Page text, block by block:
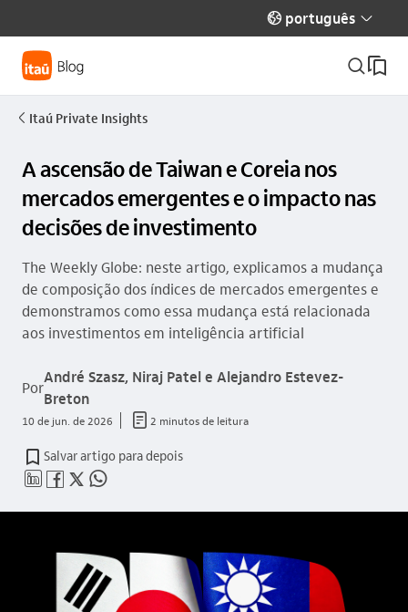
globo_outline português seta_baixo
busca_outline
seta_esquerda Itaú Private Insights
A ascensão de Taiwan e Coreia nos
mercados emergentes e o impacto nas
decisões de investimento
The Weekly Globe: neste artigo, explicamos a mudança
de composição dos índices de mercados emergentes e
demonstramos como essa mudança está relacionada
aos investimentos em inteligência artificial
Por
André Szasz, Niraj Patel e Alejandro Estevez-
Breton
10 de jun. de 2026 documento_outline 2 minutos de leitura
Salvar artigo para depois
linkedin_base facebook_outline twitter_outline whatsapp_outline